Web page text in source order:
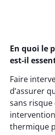
En quoi le
est-il
Faire
d’assurer
sans risque
thermique